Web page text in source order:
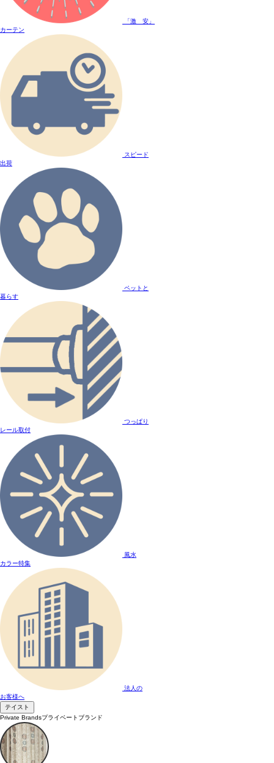
「激 安」
カーテン
スピード
出荷
ペットと
暮らす
つっぱり
レール取付
風水
カラー特集
法人の
お客様へ
テイスト
Private Brandsプライベートブランド